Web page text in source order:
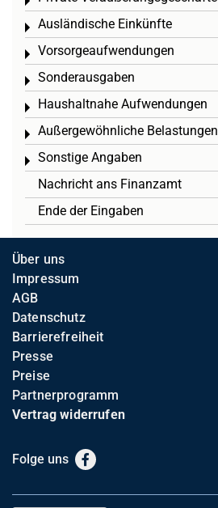
Ausländische Einkünfte
Toggle menu
Vorsorgeaufwendungen
Toggle menu
Sonderausgaben
Toggle menu
Haushaltnahe Aufwendungen
Toggle menu
Außergewöhnliche Belastungen
Toggle menu
Sonstige Angaben
Toggle menu
Nachricht ans Finanzamt
Ende der Eingaben
Über uns
Impressum
AGB
Datenschutz
Barrierefreiheit
Presse
Preise
Partnerprogramm
Vertrag widerrufen
Folge uns Facebook